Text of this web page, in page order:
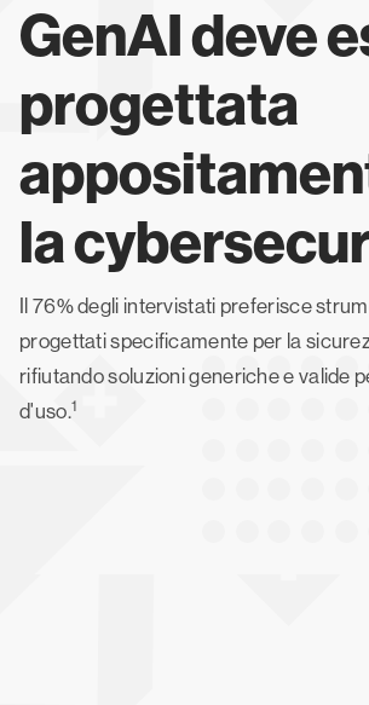
GenAI deve
progettata
la
Il 76% degli intervistati preferisce
progettati specificamente per la
rifiutando soluzioni generiche e valide
d'uso.1